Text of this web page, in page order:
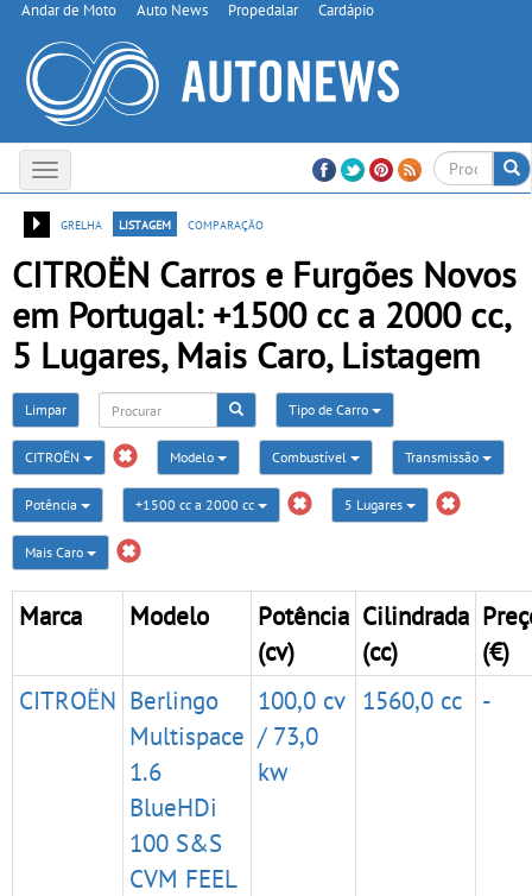
Andar de Moto Auto News Propedalar Cardápio
Toggle
navigation
grelha
listagem comparação
CITROËN Carros e Furgões Novos
em Portugal: +1500 cc a 2000 cc,
5 Lugares, Mais Caro, Listagem
Limpar Tipo de Carro
CITROËN Modelo Combustível Transmissão
Potência +1500 cc a 2000 cc 5 Lugares
Mais Caro
Marca Modelo
Potência
(cv)
Cilindrada
(cc)
(€)
CITROËN Berlingo
Multispace
1.6
BlueHDi
100 S&S
CVM FEEL
100,0 cv
/ 73,0
kw
1560,0 cc -